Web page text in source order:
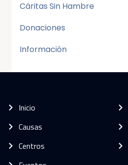
Cáritas Sin Hambre
Donaciones
Información
Inicio
Causas
Centros